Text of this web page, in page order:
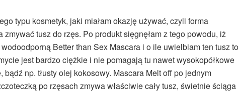
typu kosmetyk, jaki miałam okazję używać, czyli forma
zmywać tusz do rzęs. Po produkt sięgnęłam z tego powodu, iż
Better than Sex Mascara i o ile uwielbiam ten tusz to
jest bardzo ciężkie i nie pomagają tu nawet wysokopółkowe
bądź np. tłusty olej kokosowy. Mascara Melt off po jednym
po rzęsach zmywa właściwie cały tusz, świetnie ściąga